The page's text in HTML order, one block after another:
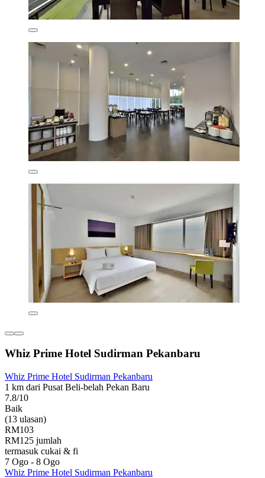
Whiz Prime Hotel Sudirman Pekanbaru
Whiz Prime Hotel Sudirman Pekanbaru
1 km dari Pusat Beli-belah Pekan Baru
7.8/10
Baik
(13 ulasan)
RM103
RM125 jumlah
termasuk cukai & fi
7 Ogo - 8 Ogo
Whiz Prime Hotel Sudirman Pekanbaru